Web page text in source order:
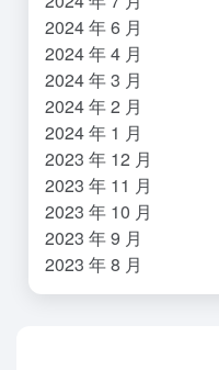
2024 年 6 月
2024 年 4 月
2024 年 3 月
2024 年 2 月
2024 年 1 月
2023 年 12 月
2023 年 11 月
2023 年 10 月
2023 年 9 月
2023 年 8 月